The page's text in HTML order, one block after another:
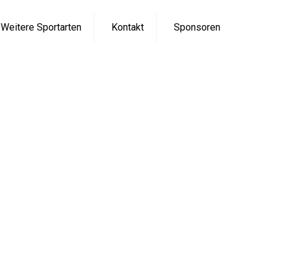
Weitere Sportarten Kontakt Sponsoren